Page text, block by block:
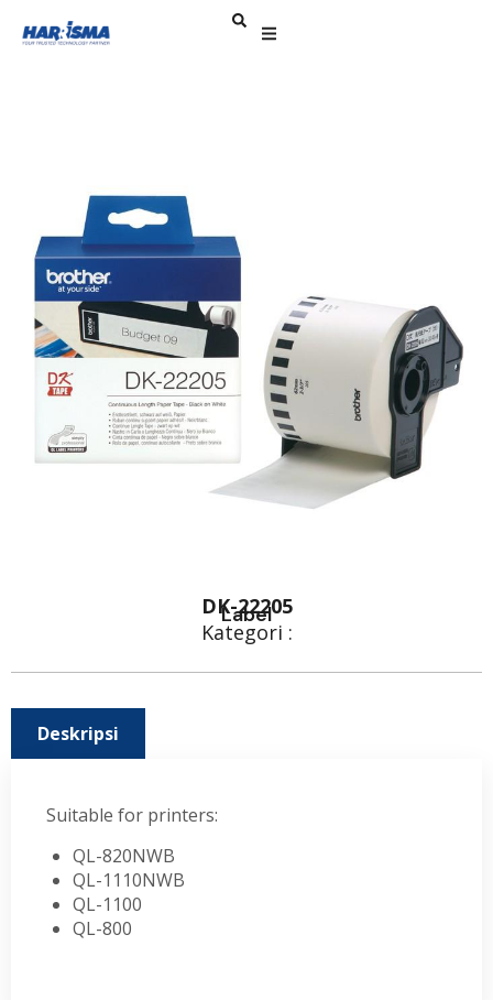
DK-22205
Kategori :
Label
Deskripsi
Suitable for printers:
QL-820NWB
QL-1110NWB
QL-1100
QL-800